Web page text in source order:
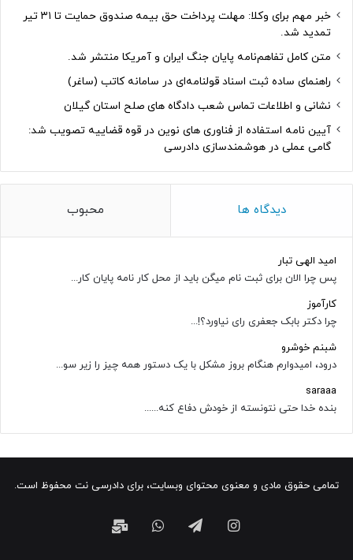
خبر مهم برای وکلا: مهلت پرداخت حق بیمه صندوق حمایت تا ۳۱ تیر
تمدید شد.
متن کامل تفاهم‌نامه پایان جنگ ایران و آمریکا منتشر شد.
راهنمای ساده ثبت اسناد قولنامه‌ای در سامانه کاتب (ساغر)
نشانی و اطلاعات تماس شعب دادگاه های صلح استان گیلان
آیین نامه استفاده از فناوری های نوین در قوه قضاییه تصویب شد:
گامی عملی در هوشمندسازی دادرسی
دیدگاه ها محبوب
امید الهی تبار
پس چرا الان برای ثبت نام میگن باید از محل کار نامه پایان کار...
کارآموز
چرا دکتر بابک جعفری رای نیاورد؟!...
شبنم خوشرو
درود، امیدوارم هنگام بروز مشکل با یک دستور همه چیز را زیر سو...
saraaa
بنده خدا حتی نتونسته از خودش دفاع کنه......
تمامی حقوق مادی و معنوی محتوای وبسایت، برای دادرسی نت محفوظ است.
اینستاگرامتلگرامواتس ایمیل